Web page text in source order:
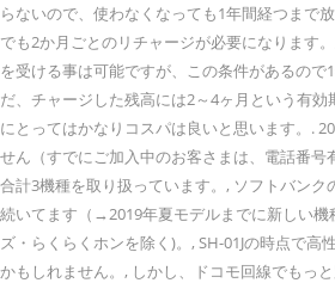
らないので、使わなくなっても1年間経つまで
でも2か月ごとのリチャージが必要になります
を受ける事は可能ですが、この条件があるの
だ、チャージした残高には2～4ヶ月という有
にとってはかなりコスパは良いと思います。.
せん（すでにご加入中のお客さまは、電話番
合計3機種を取り扱っています。, ソフトバン
続いてます（→2019年夏モデルまでに新しい機
ズ・らくらくホンを除く)。, SH-01Jの時点で
かもしれません。, しかし、ドコモ回線でもっ